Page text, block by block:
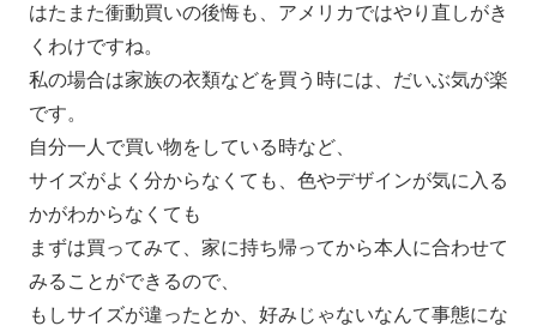
はたまた衝動買いの後悔も、アメリカではやり直しがき
くわけですね。
私の場合は家族の衣類などを買う時には、だいぶ気が楽
です。
自分一人で買い物をしている時など、
サイズがよく分からなくても、色やデザインが気に入る
かがわからなくても
まずは買ってみて、家に持ち帰ってから本人に合わせて
みることができるので、
もしサイズが違ったとか、好みじゃないなんて事態にな